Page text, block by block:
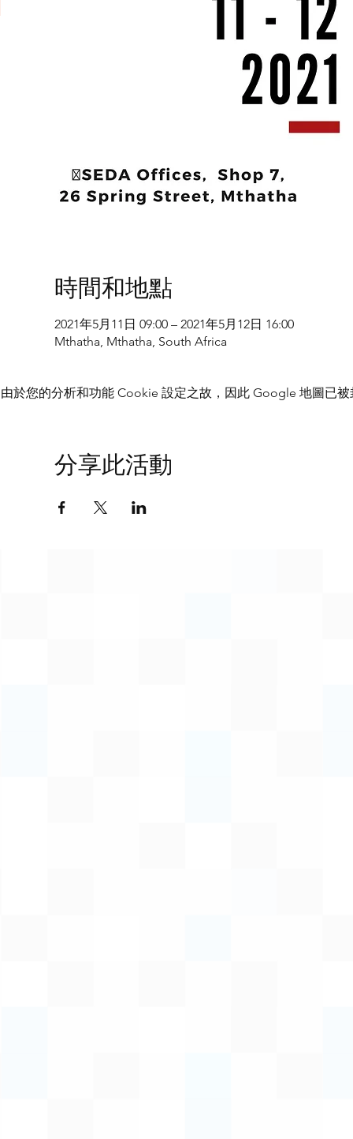
時間和地點
2021年5月11日 09:00 – 2021年5月12日 16:00
Mthatha, Mthatha, South Africa
由於您的分析和功能 Cookie 設定之故，因此 Google 地圖已被
分享此活動